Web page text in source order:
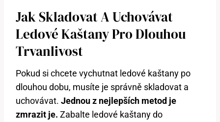
Jak Skladovat A Uchovávat
Ledové Kaštany Pro Dlouhou
Trvanlivost
Pokud si chcete vychutnat ledové kaštany po
dlouhou dobu, musíte je správně skladovat a
uchovávat. Jednou z nejlepších metod je
zmrazit je. Zabalte ledové kaštany do